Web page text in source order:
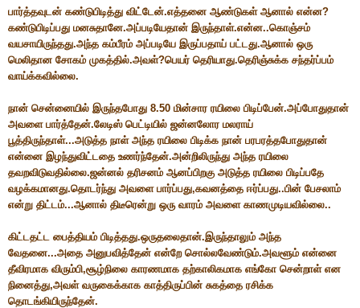
பார்த்தவுடன் கண்டுபிடித்து விட்டேன்.எத்தனை ஆண்டுகள் ஆனால் என்ன?
கண்டுபிடிப்பது மனசுதானே.அப்படியேதான் இருந்தாள்.என்ன..கொஞ்சம்
வயசாயிருந்தது.அந்த கம்பீரம் அப்படியே இருப்பதாய் பட்டது.ஆனால் ஒரு
மெலிதான சோகம் முகத்தில்.அவள்?பெயர் தெரியாது.தெரிஞ்சுக்க சந்தர்ப்பம்
வாய்க்கவில்லை.
நான் சென்னையில் இருந்தபோது 8.50 மின்சார ரயிலை பிடிப்பேன்.அப்போதுதான்
அவளை பார்த்தேன்.லேடிஸ் பெட்டியில் ஜன்னலோர மலராய்
பூத்திருந்தாள்...அடுத்த நாள் அந்த ரயிலை பிடிக்க நான் பரபரத்தபோதுதான்
என்னை இழந்துவிட்டதை உணர்ந்தேன்.அன்றிலிருந்து அந்த ரயிலை
தவறவிடுவதில்லை.ஜன்னல் தரிசனம் ஆனப்பிறகு அடுத்த ரயிலை பிடிப்பதே
வழக்கமானது.தொடர்ந்து அவளை பார்ப்பது,கவனத்தை ஈர்ப்பது..பின் பேசலாம்
என்று திட்டம்...ஆனால் திடீரென்று ஒரு வாரம் அவளை காணமுடியவில்லை..
கிட்டதட்ட பைத்தியம் பிடித்தது.ஒருதலைதான்.இருந்தாலும் அந்த
வேதனை...அதை அனுபவித்தேன் என்றே சொல்லவேண்டும்.அவளூம் என்னை
தீவிரமாக விரும்பி,சூழ்நிலை காரணமாக தற்காலிகமாக எங்கோ சென்றாள் என
நினைத்து,அவள் வருகைக்காக காத்திருப்பின் சுகத்தை ரசிக்க
தொடங்கியிருந்தேன்.